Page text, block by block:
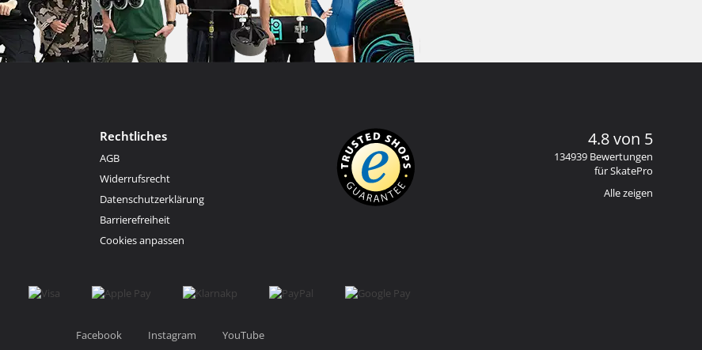
Rechtliches
AGB
Widerrufsrecht
Datenschutzerklärung
Barrierefreiheit
Cookies anpassen
4.8 von 5
134939 Bewertungen
für SkatePro
Alle zeigen
Facebook Instagram YouTube